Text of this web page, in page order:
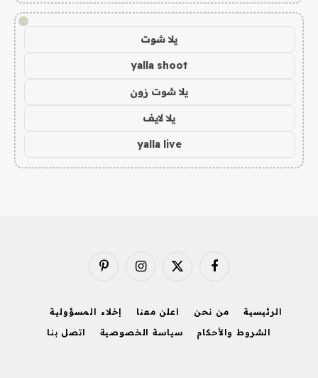
!
يلا شوت
yalla shoot
يلا شوت زون
يلا لايف
yalla live
فيسبوك X
الانستغرامبينتيريست
الرئيسية من نحن اعلن معنا
إخلاء المسؤولية
الشروط والأحكام
سياسة الخصوصية اتصل بنا